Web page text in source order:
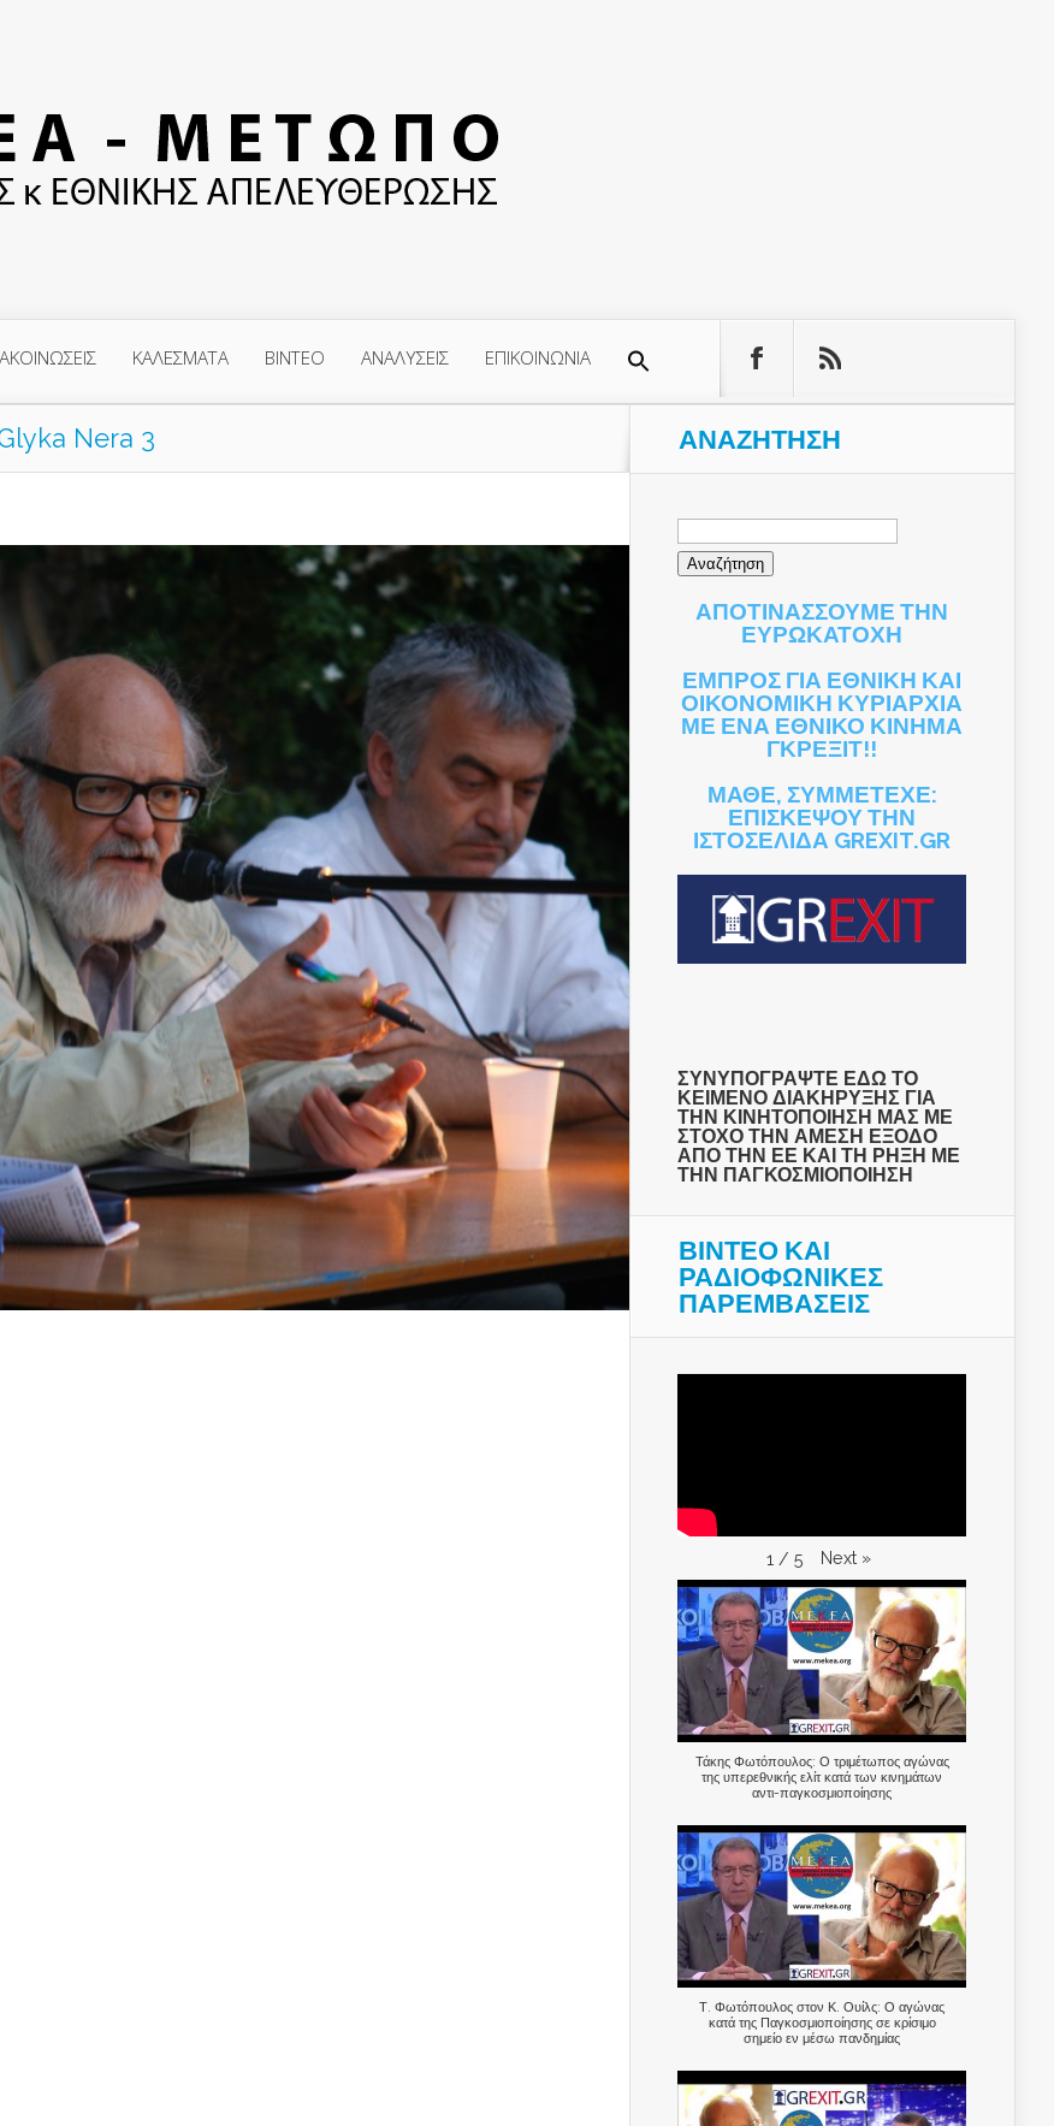
ΚΑΛΕΣΜΑΤΑ ΒΙΝΤΕΟ ΑΝΑΛΥΣΕΙΣ ΕΠΙΚΟΙΝΩΝΙΑ
Nera 3 ΑΝΑΖΉΤΗΣΗ
Αναζήτηση
ΑΠΟΤΙΝΑΣΣΟΥΜΕ ΤΗΝ
ΕΥΡΩΚΑΤΟΧΗ
ΕΜΠΡΟΣ ΓΙΑ ΕΘΝΙΚΗ ΚΑΙ
ΟΙΚΟΝΟΜΙΚΗ ΚΥΡΙΑΡΧΙΑ
ΜΕ ΕΝΑ ΕΘΝΙΚΟ ΚΙΝΗΜΑ
ΓΚΡΕΞΙΤ!!
ΜΑΘΕ, ΣΥΜΜΕΤΕΧΕ:
ΕΠΙΣΚΕΨΟΥ ΤΗΝ
ΙΣΤΟΣΕΛΙΔΑ GREXIT.GR
ΣΥΝΥΠΟΓΡΑΨΤΕ ΕΔΩ ΤΟ
ΚΕΙΜΕΝΟ ΔΙΑΚΗΡΥΞΗΣ ΓΙΑ
ΤΗΝ ΚΙΝΗΤΟΠΟΙΗΣΗ ΜΑΣ ΜΕ
ΣΤΟΧΟ ΤΗΝ ΑΜΕΣΗ ΕΞΟΔΟ
ΑΠΟ ΤΗΝ ΕΕ ΚΑΙ ΤΗ ΡΗΞΗ ΜΕ
ΤΗΝ ΠΑΓΚΟΣΜΙΟΠΟΙΗΣΗ
ΒΙΝΤΕΟ ΚΑΙ
ΡΑΔΙΟΦΩΝΙΚΕΣ
ΠΑΡΕΜΒΑΣΕΙΣ
1 / 5 Next »
Τάκης Φωτόπουλος: Ο τριμέτωπος αγώνας
της υπερεθνικής ελίτ κατά των κινημάτων
αντι-παγκοσμιοποίησης
Τ. Φωτόπουλος στον Κ. Ουίλς: Ο αγώνας
κατά της Παγκοσμιοποίησης σε κρίσιμο
σημείο εν μέσω πανδημίας